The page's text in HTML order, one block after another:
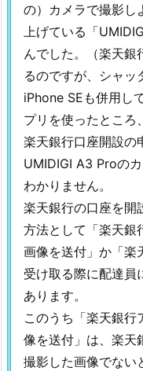
の）カメラで撮影し
上げている「
んでした。（楽天銀
るのですが、シャッ
iPhone SEも併用し
プリを使ったところ
楽天銀行口座開設の
UMIDIGI A3 Proの
わかりません。
楽天銀行の口座を開
方法として「楽天銀
画像を送付」か「楽
受け取る際に配達員
あります。
このうち「楽天銀行
像を送付」は、楽天
撮影した画像でない